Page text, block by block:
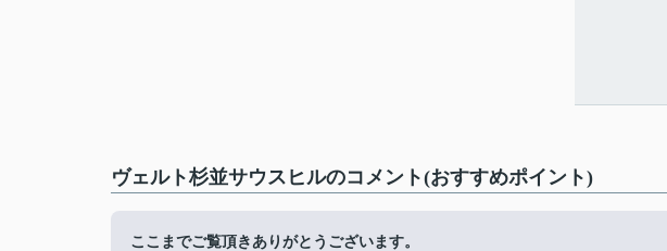
ヴェルト杉並サウスヒルのコメント(おすすめポイント)
ここまでご覧頂きありがとうございます。